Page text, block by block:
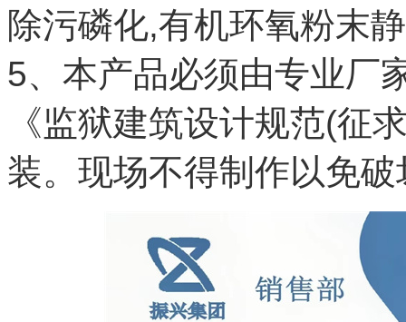
除污磷化,有机环氧粉末
5、本产品必须由专业厂
《监狱建筑设计规范(征
装。现场不得制作以免